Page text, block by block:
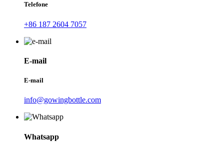
Telefone
+86 187 2604 7057
E-mail
E-mail
info@gowingbottle.com
Whatsapp